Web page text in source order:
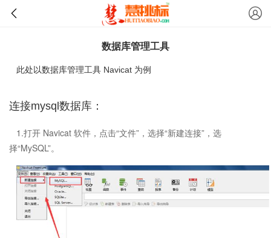
数据库管理工具
此处以数据库管理工具 Navicat 为例
连接mysql数据库：
1.打开 Navicat 软件，点击“文件”，选择“新建连接”，选
择“MySQL”。